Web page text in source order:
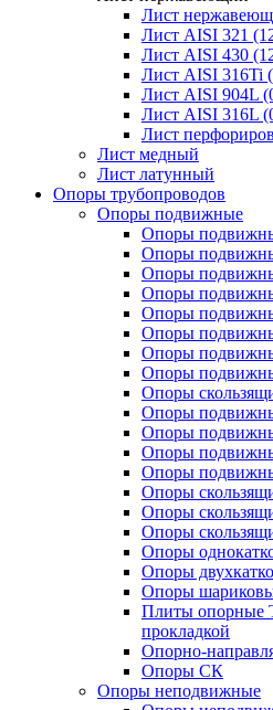
Лист
Лист AISI 321
Лист AISI 430
Лист AISI
Лист AISI 904L
Лист AISI 316L
Лист
Лист медный
Лист латунный
Опоры трубопроводов
Опоры подвижные
Опоры
Опоры
Опоры
Опоры
Опоры
Опоры
Опоры
Опоры
Опоры
Опоры
Опоры
Опоры
Опоры
Опоры
Опоры
Опоры
Опоры
Опоры
Опоры
Плиты опорные
прокладкой
Опорно-
Опоры СК
Опоры неподвижные